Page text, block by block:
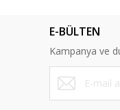
E-BÜLTEN
Kampanya ve